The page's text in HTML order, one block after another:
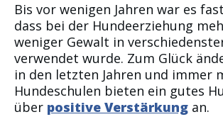
Bis vor wenigen Jahren war es
dass bei der Hundeerziehung
weniger Gewalt in
verwendet wurde. Zum Glück
in den letzten Jahren und immer
Hundeschulen bieten ein gutes
über positive Verstärkung an.